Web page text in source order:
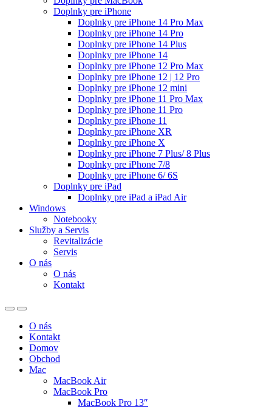
Doplnky pre iPhone
Doplnky pre iPhone 14 Pro Max
Doplnky pre iPhone 14 Pro
Doplnky pre iPhone 14 Plus
Doplnky pre iPhone 14
Doplnky pre iPhone 12 Pro Max
Doplnky pre iPhone 12 | 12 Pro
Doplnky pre iPhone 12 mini
Doplnky pre iPhone 11 Pro Max
Doplnky pre iPhone 11 Pro
Doplnky pre iPhone 11
Doplnky pre iPhone XR
Doplnky pre iPhone X
Doplnky pre iPhone 7 Plus/ 8 Plus
Doplnky pre iPhone 7/8
Doplnky pre iPhone 6/ 6S
Doplnky pre iPad
Doplnky pre iPad a iPad Air
Windows
Notebooky
Služby a Servis
Revitalizácie
Servis
O nás
O nás
Kontakt
O nás
Kontakt
Domov
Obchod
Mac
MacBook Air
MacBook Pro
MacBook Pro 13″